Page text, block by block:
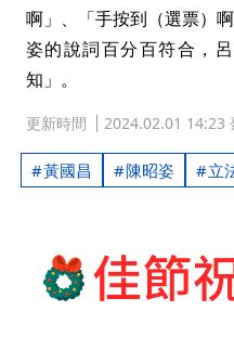
啊」、「手按到（選票）
姿的說詞百分百符合，
知」。
更新時間 2024.02.01 14:23
黃國昌 陳昭姿 立